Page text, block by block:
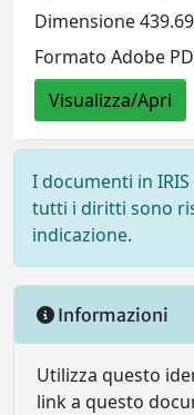
Dimensione
Formato Adobe
Visualizza/Apri
I documenti in
tutti i diritti sono
indicazione.
Informazioni
Utilizza questo
link a questo